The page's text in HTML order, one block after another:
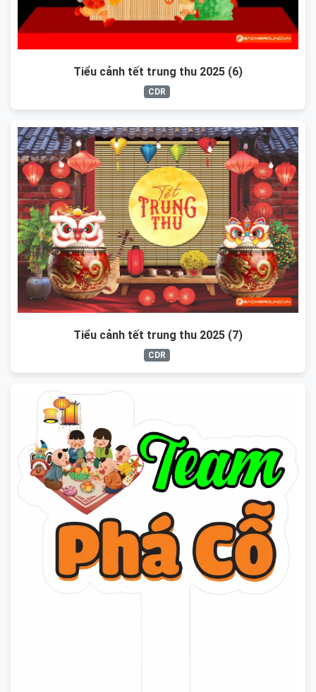
Tiểu cảnh tết trung thu 2025 (6)
CDR
Tiểu cảnh tết trung thu 2025 (7)
CDR